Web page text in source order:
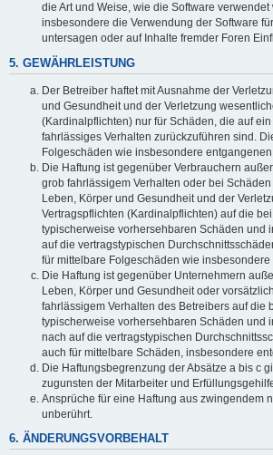
die Art und Weise, wie die Software
insbesondere die Verwendung der Software
untersagen oder auf Inhalte fremder Foren
5. GEWÄHRLEISTUNG
Der Betreiber haftet mit Ausnahme der
und Gesundheit und der Verletzung
(Kardinalpflichten) nur für Schäden, die auf
fahrlässiges Verhalten zurückzuführen sind.
Folgeschäden wie insbesondere entgangenen
Die Haftung ist gegenüber Verbrauchern
grob fahrlässigem Verhalten oder bei
Leben, Körper und Gesundheit und der
Vertragspflichten (Kardinalpflichten) auf die
typischerweise vorhersehbaren Schäden und
auf die vertragstypischen
für mittelbare Folgeschäden wie insbesondere
Die Haftung ist gegenüber Unternehmern
Leben, Körper und Gesundheit oder
fahrlässigem Verhalten des Betreibers auf die
typischerweise vorhersehbaren Schäden und
nach auf die vertragstypischen
auch für mittelbare Schäden, insbesondere
Die Haftungsbegrenzung der Absätze a bis c
zugunsten der Mitarbeiter und
Ansprüche für eine Haftung aus zwingendem
unberührt.
6. ÄNDERUNGSVORBEHALT